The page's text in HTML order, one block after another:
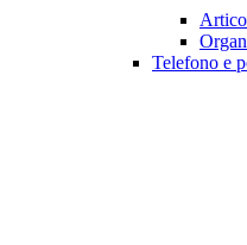
Telefono e